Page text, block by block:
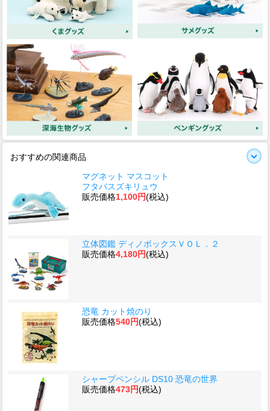
おすすめの関連商品
マグネット マスコット
フタバスズキリュウ
販売価格1,100円(税込)
立体図鑑 ディノボックスＶＯＬ．２
販売価格4,180円(税込)
恐竜 カット焼のり
販売価格540円(税込)
シャープペンシル DS10 恐竜の世界
販売価格473円(税込)